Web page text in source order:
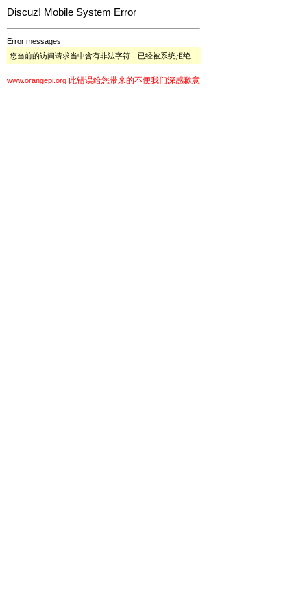
Discuz! Mobile System Error
Error messages:
您当前的访问请求当中含有非法字符，已经被系统拒绝
www.orangepi.org 此错误给您带来的不便我们深感歉意